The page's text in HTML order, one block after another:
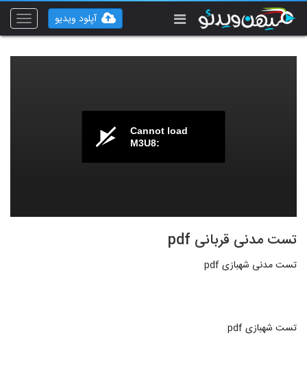
Toggle
آپلود ویدیو
Cannot load
M3U8:
تست مدنی قربانی pdf
تست مدنی شهبازی pdf
تست شهبازی pdf